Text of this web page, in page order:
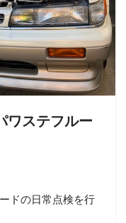
ワステフルー
ドの日常点検を行